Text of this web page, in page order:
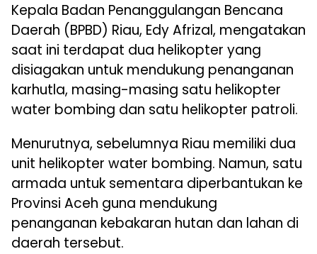
Kepala Badan Penanggulangan Bencana
Daerah (BPBD) Riau, Edy Afrizal, mengatakan
saat ini terdapat dua helikopter yang
disiagakan untuk mendukung penanganan
karhutla, masing-masing satu helikopter
water bombing dan satu helikopter patroli.
Menurutnya, sebelumnya Riau memiliki dua
unit helikopter water bombing. Namun, satu
armada untuk sementara diperbantukan ke
Provinsi Aceh guna mendukung
penanganan kebakaran hutan dan lahan di
daerah tersebut.